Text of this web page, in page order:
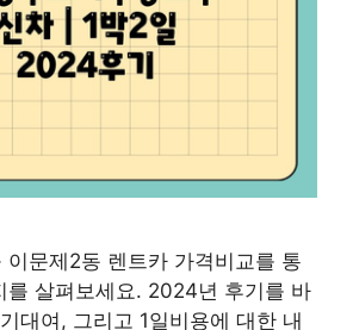
이문제2동 렌트카 가격비교를 통
를 살펴보세요. 2024년 후기를 바
대여, 그리고 1일비용에 대한 내